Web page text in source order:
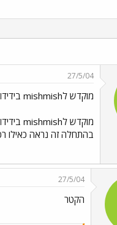
27/5/04
מוקדש לmishmish בידידות:
מוקדש לmishmish בידידות:
בהתחלה זה נראה כאילו
27/5/04
הקטר